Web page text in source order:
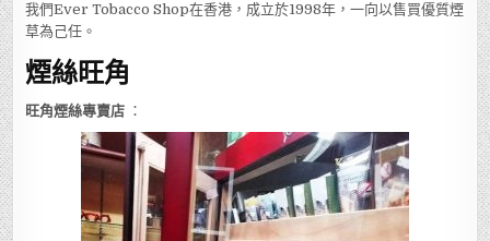
我們Ever Tobacco Shop在香港，成立於1998年，一向以售買優質煙
草為己任。
煙絲旺角
旺角煙絲專賣店 ：